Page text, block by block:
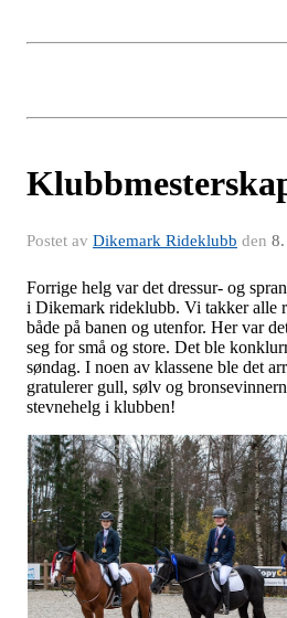
Postet av Dikemark Rideklubb den
Forrige helg var det dressur- og
i Dikemark rideklubb. Vi takker alle
både på banen og utenfor. Her var
seg for små og store. Det ble
søndag. I noen av klassene ble det
gratulerer gull, sølv og
stevnehelg i klubben!